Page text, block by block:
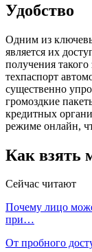
Удобство
Одним из
является их
получения
техпаспорт
существенно
громоздкие
кредитных
режиме онлайн,
Как взять
Сейчас читают
Почему лицо
при…
От пробного